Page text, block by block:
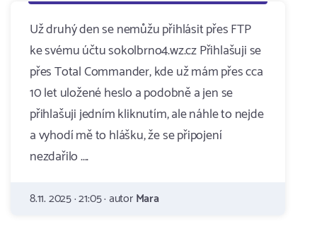
Už druhý den se nemůžu přihlásit přes FTP
ke svému účtu sokolbrno4.wz.cz Přihlašuji se
přes Total Commander, kde už mám přes cca
10 let uložené heslo a podobně a jen se
přihlašuji jedním kliknutím, ale náhle to nejde
a vyhodí mě to hlášku, že se připojení
nezdařilo ....
8.11. 2025 · 21:05 · autorMara